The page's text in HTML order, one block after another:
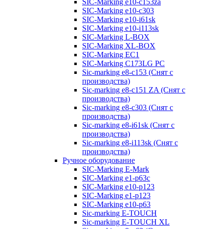
SIC-Marking e10-c153za
SIC-Marking e10-c303
SIC-Marking e10-i61sk
SIC-Marking e10-i113sk
SIC-Marking L-BOX
SIC-Marking XL-BOX
SIC-Marking EC1
SIC-Marking C173LG PC
Sic-marking e8-c153 (Снят с
производства)
Sic-marking e8-c151 ZA (Снят с
производства)
Sic-marking e8-c303 (Снят с
производства)
Sic-marking e8-i61sk (Снят с
производства)
Sic-marking e8-i113sk (Снят с
производства)
Ручное оборудование
SIC-Marking E-Mark
SIC-Marking e1-p63с
SIC-Marking e10-p123
SIC-Marking e1-p123
SIC-Marking e10-p63
Sic-marking E-TOUCH
Sic-marking E-TOUCH XL